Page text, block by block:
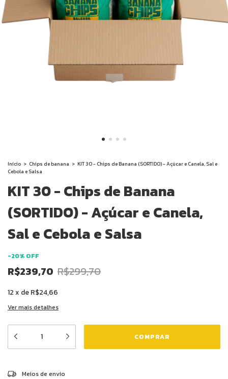
Início > Chips de banana > KIT 30 - Chips de Banana (SORTIDO) - Açúcar e Canela, Sal e
Cebola e Salsa
KIT 30 - Chips de Banana
(SORTIDO) - Açúcar e Canela,
Sal e Cebola e Salsa
-20% OFF
R$239,70 R$299,70
12x deR$24,66
Ver mais detalhes
Entregas para o CEP:
Meios de envio